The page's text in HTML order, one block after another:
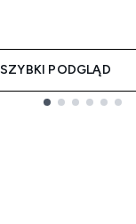
SZYBKI PODGLĄD